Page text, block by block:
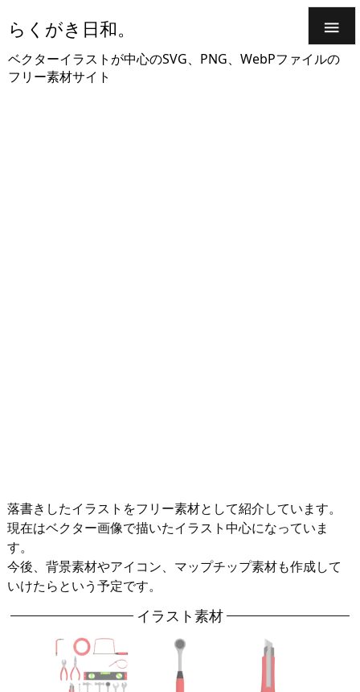
らくがき日和。
ベクターイラストが中心のSVG、PNG、WebPファイルの
フリー素材サイト

落書きしたイラストをフリー素材として紹介しています。
現在はベクター画像で描いたイラスト中心になっていま
す。
今後、背景素材やアイコン、マップチップ素材も作成して
いけたらという予定です。
イラスト素材